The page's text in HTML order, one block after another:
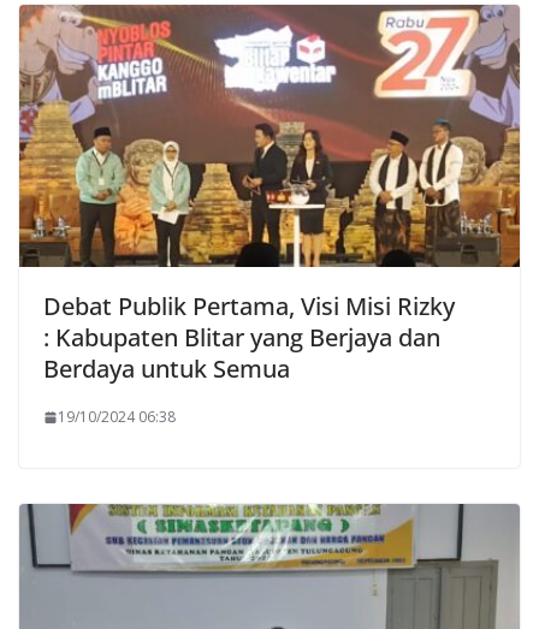
Debat Publik Pertama, Visi Misi Rizky
: Kabupaten Blitar yang Berjaya dan
Berdaya untuk Semua
19/10/2024 06:38